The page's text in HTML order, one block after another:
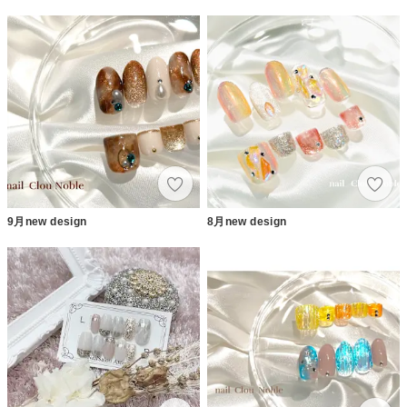
9月new design 8月new design